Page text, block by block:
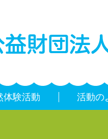
体験活動 活動の